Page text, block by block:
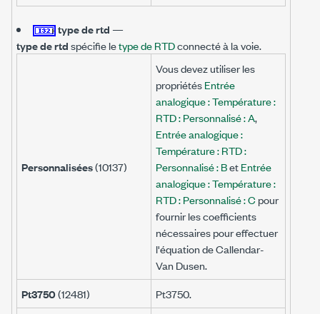
type de rtd —
type de rtdspécifie letype de RTDconnecté à la voie.
Personnalisées(10137)
Vous devez utiliser les
propriétésEntrée
analogique : Température :
RTD : Personnalisé : A,
Entrée analogique :
Température : RTD :
Personnalisé : BetEntrée
analogique : Température :
RTD : Personnalisé : C pour
fournir les coefficients
nécessaires pour effectuer
l'équation de Callendar-
Van Dusen.
Pt3750(12481)
Pt3750.